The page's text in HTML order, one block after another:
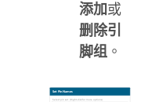
添加或
删除引
脚组 。